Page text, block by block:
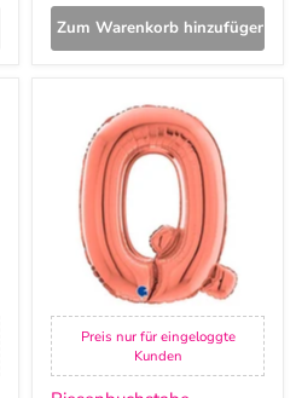
Zum Warenkorb hinzufügen
Riesenbuchstabe
Folienballon
26"/66cm
Rosegold
Preis nur für eingeloggte
Kunden